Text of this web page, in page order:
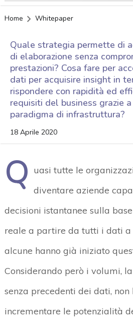
Home Whitepaper
Quale strategia permette di
di elaborazione senza
prestazioni? Cosa fare per
dati per acquisire insight in
rispondere con rapidità ed
requisiti del business grazie
paradigma di infrastruttura?
18 Aprile 2020
Q uasi tutte le
diventare aziende
decisioni istantanee sulla
reale a partire da tutti i dati a
alcune hanno già iniziato
Considerando però i volumi,
senza precedenti dei dati, non
incrementare le potenzialità